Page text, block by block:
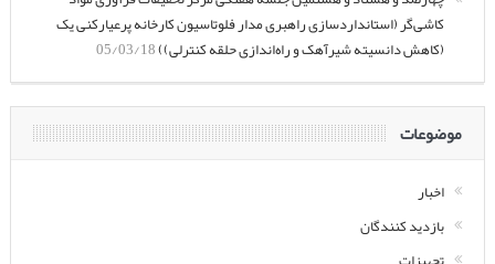
کاشی‌گر (استانداردسازی راهبری مدار فلوتاسیون کارخانه پرعیارکنی یک
(کاهش دانسیته شیرآهک و راه‌اندازی حلقه کنترلی))05/03/18
موضوعات
اخبار
بازدید کنندگان